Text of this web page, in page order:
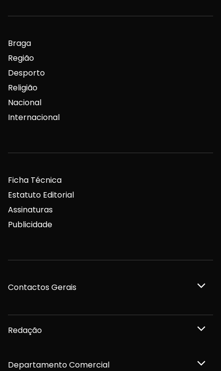
Braga
Região
Desporto
Religião
Nacional
Internacional
Ficha Técnica
Estatuto Editorial
Assinaturas
Publicidade
Contactos Gerais
Redação
Departamento Comercial